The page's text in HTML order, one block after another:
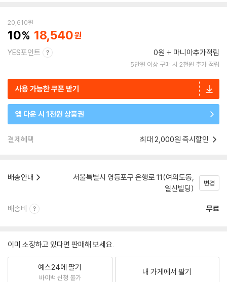
20,610원
10 18,540
YES포인트 0원 마니아추가적립
5만원 이상 구매 시 2천원 추가 적립
사용 가능한 쿠폰 받기
앱 다운 시 1천원 상품권
결제혜택 최대 2,000원 즉시할인
배송안내
서울특별시 영등포구 은행로 11(여의도동,
일신빌딩)
변경
배송비 무료
이미 소장하고 있다면 판매해 보세요.
예스24에 팔기
바이백 신청 불가
내 가게에서 팔기